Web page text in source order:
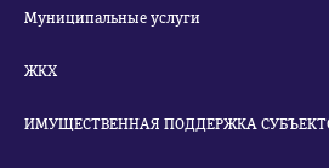
Муниципальные услуги
ЖКХ
ИМУЩЕСТВЕННАЯ ПОДДЕРЖКА